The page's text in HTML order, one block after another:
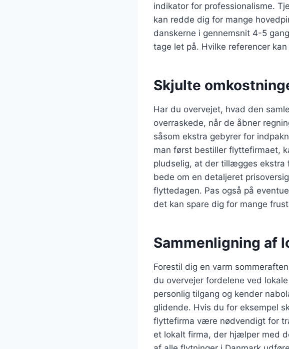
indikator for professionalisme.
kan redde dig for mange
danskerne i gennemsnit 4-5
tage let på. Hvilke referencer
Skjulte
Har du overvejet, hvad den
overraskede, når de åbner
såsom ekstra gebyrer for
man først bestiller flyttefirmaet,
pludselig, at der tillægges
bede om en detaljeret
flyttedagen. Pas også på
det kan spare dig for mange
Sammenligning af
Forestil dig en varm
du overvejer fordelene ved
personlig tilgang og kender
glidende. Hvis du for eksempel
flyttefirma være nødvendigt for
et lokalt firma, der hjælper med